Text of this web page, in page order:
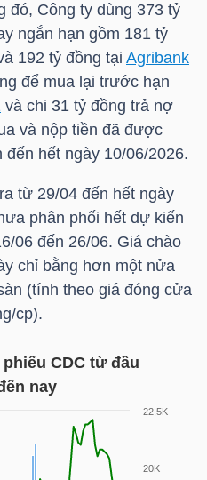
đó, Công ty dùng 373 tỷ
ngắn hạn gồm 181 tỷ
192 tỷ đồng tại Agribank
để mua lại trước hạn
và chi 31 tỷ đồng trả nợ
và nộp tiền đã được
hết ngày 10/06/2026.
từ 29/04 đến hết ngày
phân phối hết dự kiến
06 đến 26/06. Giá chào
chỉ bằng hơn một nửa
(tính theo giá đóng cửa
cp).
phiếu CDC từ đầu
nay